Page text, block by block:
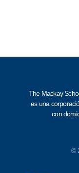
The Mackay
es una
con
©